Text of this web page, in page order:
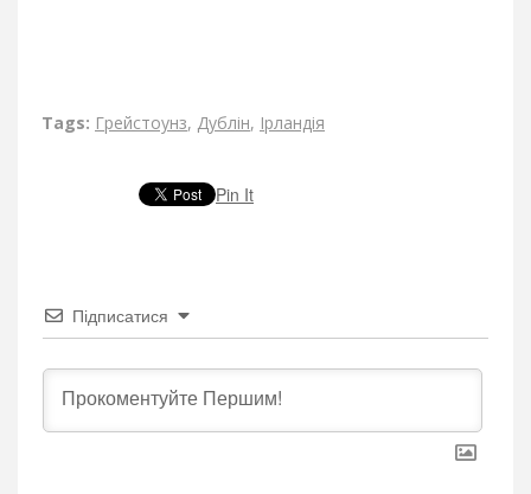
Tags: Грейстоунз, Дублін, Ірландія
Pin It
Підписатися